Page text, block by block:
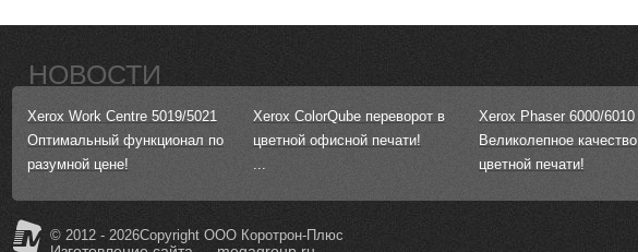
НОВОСТИ
Xerox Work Centre 5019/5021
Оптимальный функционал по
разумной цене!
Xerox ColorQube переворот в
цветной офисной печати!
...
Xerox Phaser 6000/6010
Великолепное качество
цветной печати!
© 2012 - 2026Copyright ООО Коротрон-Плюс